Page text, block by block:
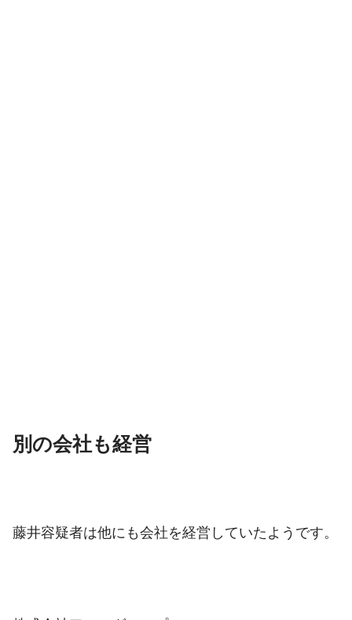
別の会社も経営
藤井容疑者は他にも会社を経営していたようです。